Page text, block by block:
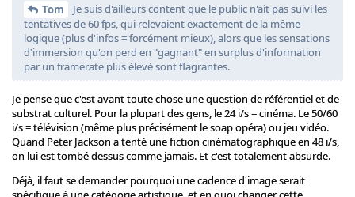
Tom
Je suis d'ailleurs content que le public n'ait pas suivi les
tentatives de 60 fps, qui relevaient exactement de la même
logique (plus d'infos = forcément mieux), alors que les sensations
d'immersion qu'on perd en "gagnant" en surplus d'information
par un framerate plus élevé sont flagrantes.
Je pense que c'est avant toute chose une question de référentiel et de
substrat culturel. Pour la plupart des gens, le 24 i/s = cinéma. Le 50/60
i/s = télévision (même plus précisément le soap opéra) ou jeu vidéo.
Quand Peter Jackson a tenté une fiction cinématographique en 48 i/s,
on lui est tombé dessus comme jamais. Et c'est totalement absurde.
Déjà, il faut se demander pourquoi une cadence d'image serait